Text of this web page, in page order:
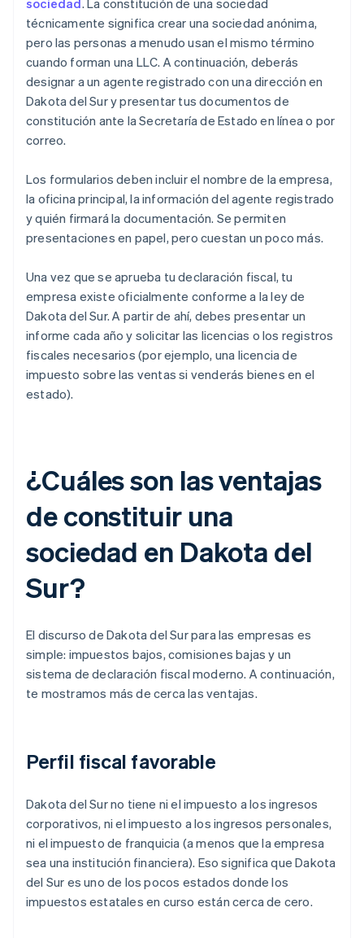
sociedad. La constitución de una sociedad
técnicamente significa crear una sociedad anónima,
pero las personas a menudo usan el mismo término
cuando forman una LLC. A continuación, deberás
designar a un agente registrado con una dirección en
Dakota del Sur y presentar tus documentos de
constitución ante la Secretaría de Estado en línea o por
correo.
Los formularios deben incluir el nombre de la empresa,
la oficina principal, la información del agente registrado
y quién firmará la documentación. Se permiten
presentaciones en papel, pero cuestan un poco más.
Una vez que se aprueba tu declaración fiscal, tu
empresa existe oficialmente conforme a la ley de
Dakota del Sur. A partir de ahí, debes presentar un
informe cada año y solicitar las licencias o los registros
fiscales necesarios (por ejemplo, una licencia de
impuesto sobre las ventas si venderás bienes en el
estado).
¿Cuáles son las ventajas
de constituir una
sociedad en Dakota del
Sur?
El discurso de Dakota del Sur para las empresas es
simple: impuestos bajos, comisiones bajas y un
sistema de declaración fiscal moderno. A continuación,
te mostramos más de cerca las ventajas.
Perfil fiscal favorable
Dakota del Sur no tiene ni el impuesto a los ingresos
corporativos, ni el impuesto a los ingresos personales,
ni el impuesto de franquicia (a menos que la empresa
sea una institución financiera). Eso significa que Dakota
del Sur es uno de los pocos estados donde los
impuestos estatales en curso están cerca de cero.